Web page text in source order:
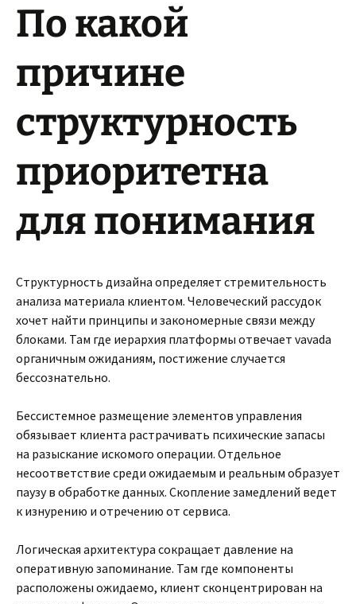
По какой
причине
структурность
приоритетна
для понимания
Структурность дизайна определяет стремительность
анализа материала клиентом. Человеческий рассудок
хочет найти принципы и закономерные связи между
блоками. Там где иерархия платформы отвечает vavada
органичным ожиданиям, постижение случается
бессознательно.
Бессистемное размещение элементов управления
обязывает клиента растрачивать психические запасы
на разыскание искомого операции. Отдельное
несоответствие среди ожидаемым и реальным образует
паузу в обработке данных. Скопление замедлений ведет
к изнурению и отречению от сервиса.
Логическая архитектура сокращает давление на
оперативную запоминание. Там где компоненты
расположены ожидаемо, клиент сконцентрирован на